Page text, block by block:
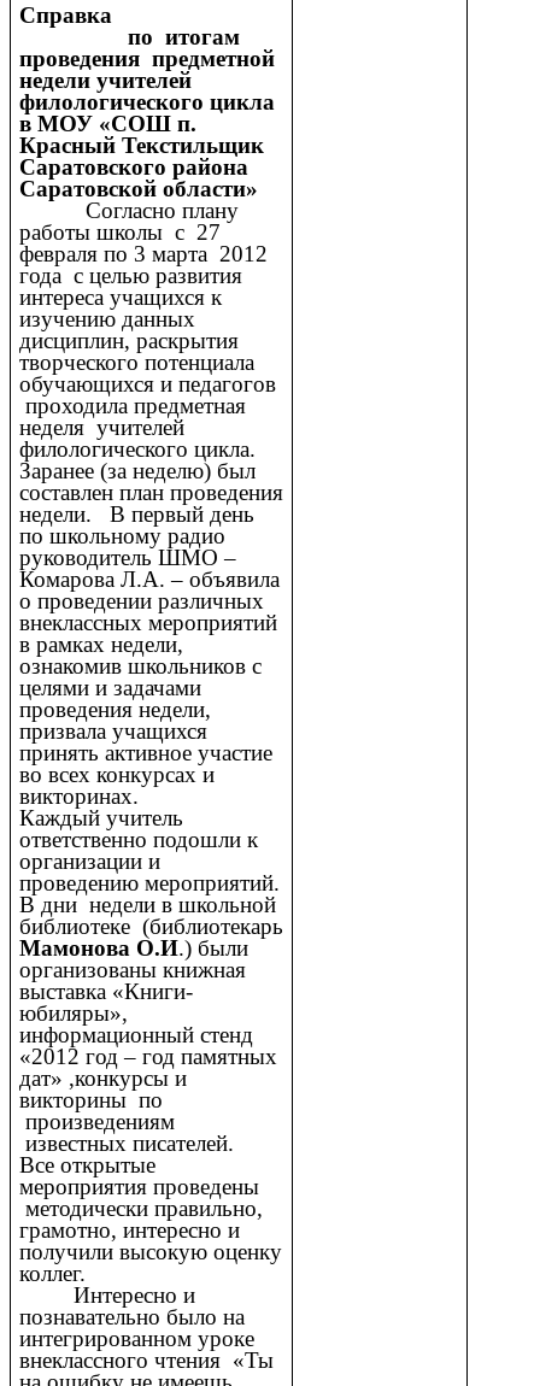
Справка
по итогам
проведения предметной
недели учителей
филологического цикла
в МОУ «СОШ п.
Красный Текстильщик
Саратовского района
Саратовской области»
Согласно плану
работы школы с 27
февраля по 3 марта 2012
года с целью развития
интереса учащихся к
изучению данных
дисциплин, раскрытия
творческого потенциала
обучающихся и педагогов
проходила предметная
неделя учителей
филологического цикла.
Заранее (за неделю) был
составлен план проведения
недели. В первый день
по школьному радио
руководитель ШМО –
Комарова Л.А. – объявила
о проведении различных
внеклассных мероприятий
в рамках недели,
ознакомив школьников с
целями и задачами
проведения недели,
призвала учащихся
принять активное участие
во всех конкурсах и
викторинах.
Каждый учитель
ответственно подошли к
организации и
проведению мероприятий.
В дни недели в школьной
библиотеке (библиотекарь
Мамонова О.И.) были
организованы книжная
выставка «Книги-
юбиляры»,
информационный стенд
«2012 год – год памятных
дат» ,конкурсы и
викторины по
произведениям
известных писателей.
Все открытые
мероприятия проведены
методически правильно,
грамотно, интересно и
получили высокую оценку
коллег.
Интересно и
познавательно было на
интегрированном уроке
внеклассного чтения «Ты